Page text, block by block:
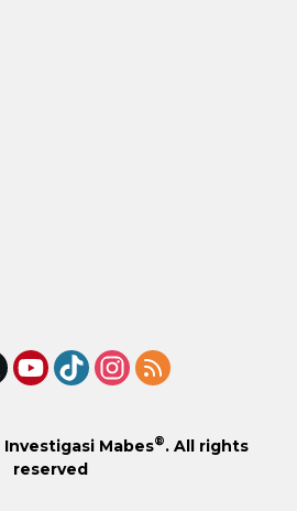
Investigasi Mabes®. All rights
reserved